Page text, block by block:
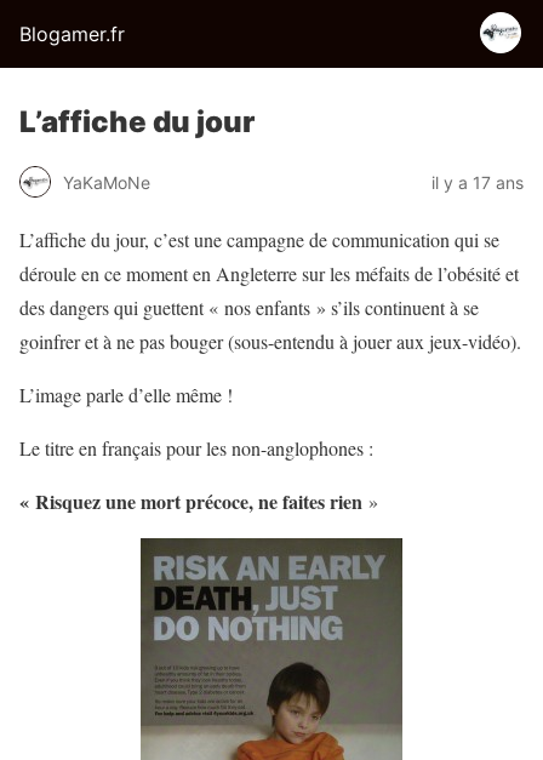
Blogamer.fr
L’affiche du jour
YaKaMoNe il y a 17 ans
L’affiche du jour, c’est une campagne de communication qui se
déroule en ce moment en Angleterre sur les méfaits de l’obésité et
des dangers qui guettent « nos enfants » s’ils continuent à se
goinfrer et à ne pas bouger (sous-entendu à jouer aux jeux-vidéo).
L’image parle d’elle même !
Le titre en français pour les non-anglophones :
« Risquez une mort précoce, ne faites rien »